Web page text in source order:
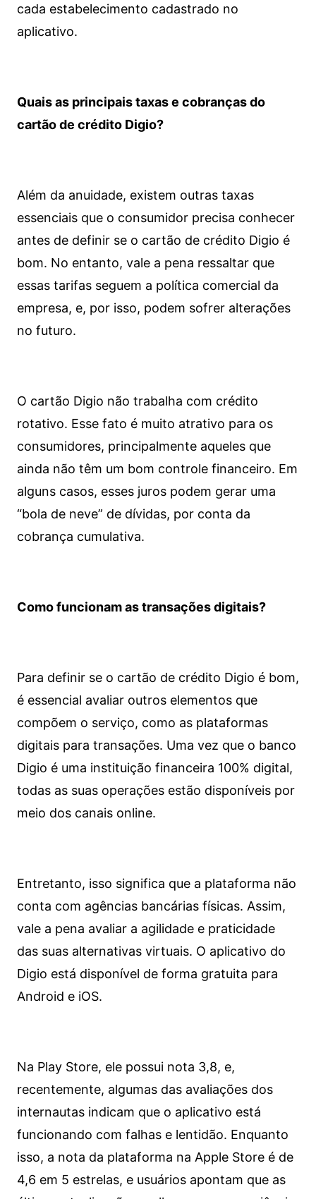
cada estabelecimento cadastrado no
aplicativo.
Quais as principais taxas e cobranças do
cartão de crédito Digio?
Além da anuidade, existem outras taxas
essenciais que o consumidor precisa conhecer
antes de definir se o cartão de crédito Digio é
bom. No entanto, vale a pena ressaltar que
essas tarifas seguem a política comercial da
empresa, e, por isso, podem sofrer alterações
no futuro.
O cartão Digio não trabalha com crédito
rotativo. Esse fato é muito atrativo para os
consumidores, principalmente aqueles que
ainda não têm um bom controle financeiro. Em
alguns casos, esses juros podem gerar uma
“bola de neve” de dívidas, por conta da
cobrança cumulativa.
Como funcionam as transações digitais?
Para definir se o cartão de crédito Digio é bom,
é essencial avaliar outros elementos que
compõem o serviço, como as plataformas
digitais para transações. Uma vez que o banco
Digio é uma instituição financeira 100% digital,
todas as suas operações estão disponíveis por
meio dos canais online.
Entretanto, isso significa que a plataforma não
conta com agências bancárias físicas. Assim,
vale a pena avaliar a agilidade e praticidade
das suas alternativas virtuais. O aplicativo do
Digio está disponível de forma gratuita para
Android e iOS.
Na Play Store, ele possui nota 3,8, e,
recentemente, algumas das avaliações dos
internautas indicam que o aplicativo está
funcionando com falhas e lentidão. Enquanto
isso, a nota da plataforma na Apple Store é de
4,6 em 5 estrelas, e usuários apontam que as